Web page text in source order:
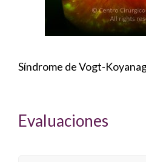
Síndrome de Vogt-
Evaluaciones